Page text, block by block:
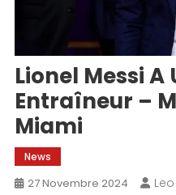
Lionel Messi A
Entraîneur –
Miami
News
27 Novembre 2024 Leo